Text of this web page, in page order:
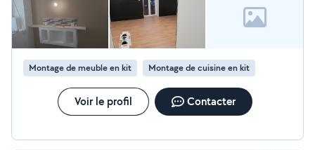
Montage de meuble en kit Montage de cuisine en kit
Voir le profil Contacter